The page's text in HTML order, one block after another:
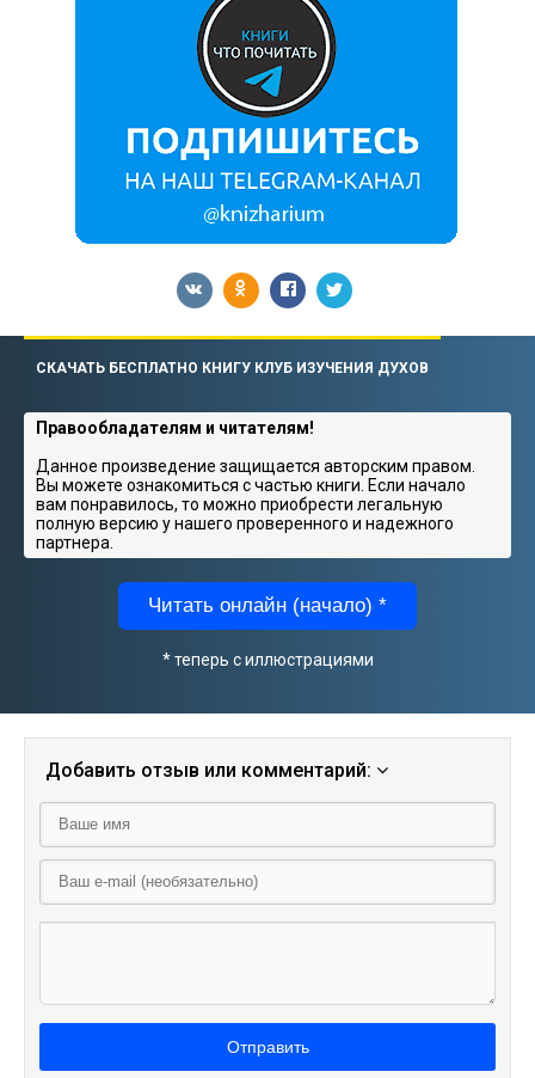
СКАЧАТЬ БЕСПЛАТНО КНИГУ КЛУБ ИЗУЧЕНИЯ ДУХОВ
Правообладателям и читателям!
Данное произведение защищается авторским правом.
Вы можете ознакомиться с частью книги. Если начало
вам понравилось, то можно приобрести легальную
полную версию у нашего проверенного и надежного
партнера.
Читать онлайн (начало) *
* теперь с иллюстрациями
Добавить отзыв или комментарий:
Отправить